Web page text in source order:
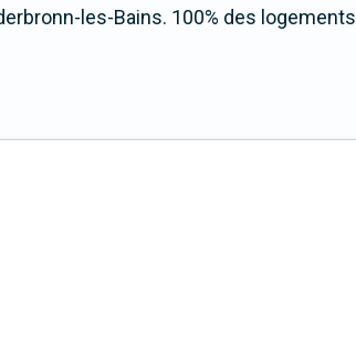
les-Bains. 100% des logements